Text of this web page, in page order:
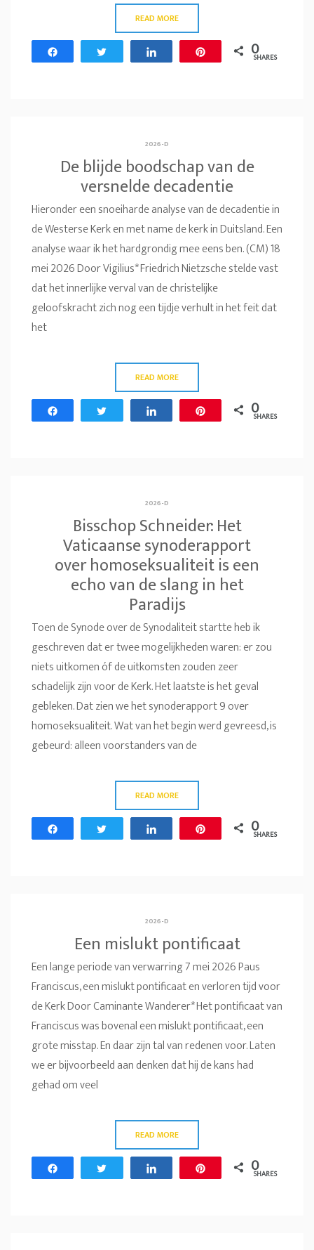
READ MORE
0
SHARES
2026-D
De blijde boodschap van de
versnelde decadentie
Hieronder een snoeiharde analyse van de decadentie in
de Westerse Kerk en met name de kerk in Duitsland. Een
analyse waar ik het hardgrondig mee eens ben. (CM) 18
mei 2026 Door Vigilius* Friedrich Nietzsche stelde vast
dat het innerlijke verval van de christelijke
geloofskracht zich nog een tijdje verhult in het feit dat
het
READ MORE
0
SHARES
2026-D
Bisschop Schneider: Het
Vaticaanse synoderapport
over homoseksualiteit is een
echo van de slang in het
Paradijs
Toen de Synode over de Synodaliteit startte heb ik
geschreven dat er twee mogelijkheden waren: er zou
niets uitkomen óf de uitkomsten zouden zeer
schadelijk zijn voor de Kerk. Het laatste is het geval
gebleken. Dat zien we het synoderapport 9 over
homoseksualiteit. Wat van het begin werd gevreesd, is
gebeurd: alleen voorstanders van de
READ MORE
0
SHARES
2026-D
Een mislukt pontificaat
Een lange periode van verwarring 7 mei 2026 Paus
Franciscus, een mislukt pontificaat en verloren tijd voor
de Kerk Door Caminante Wanderer* Het pontificaat van
Franciscus was bovenal een mislukt pontificaat, een
grote misstap. En daar zijn tal van redenen voor. Laten
we er bijvoorbeeld aan denken dat hij de kans had
gehad om veel
READ MORE
0
SHARES